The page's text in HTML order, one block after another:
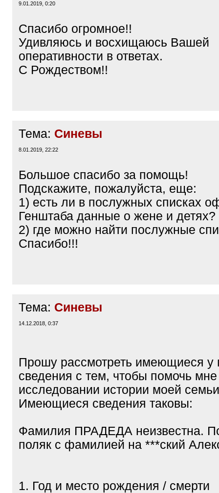
9.01.2019, 0:20
Спасибо огромное!!
Удивляюсь и восхищаюсь Вашей
оперативности в ответах.
С Рождеством!!
Тема: Синевы
8.01.2019, 22:22
Большое спасибо за помощь!
Подскажите, пожалуйста, еще:
1) есть ли в послужных списках
Генштаба данные о жене и детях?
2) где можно найти послужные
Спасибо!!!
Тема: Синевы
14.12.2018, 0:37
Прошу рассмотреть имеющиеся у
сведения с тем, чтобы помочь
исследовании истории моей
Имеющиеся сведения таковы:
Фамилия ПРАДЕДА неизвестна.
поляк с фамилией на ***ский
1. Год и место рождения / смерти